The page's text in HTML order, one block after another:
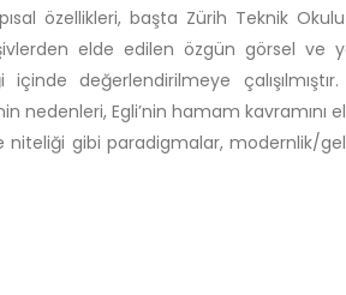
özellikleri, başta Zürih Teknik
elde edilen özgün görsel ve
değerlendirilmeye
nedenleri, Egli’nin hamam kavramını
niteliği gibi paradigmalar, modernlik/